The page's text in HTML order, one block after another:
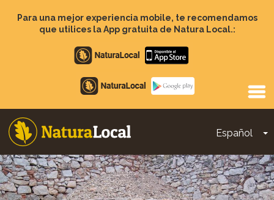
contenido
Para una mejor experiencia mobile, te recomendamos
que utilices la App gratuita de Natura Local.:
Apple
store
Google
Play
Español
Main
navigation